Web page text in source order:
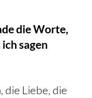
die Worte,
sagen
die Liebe, die